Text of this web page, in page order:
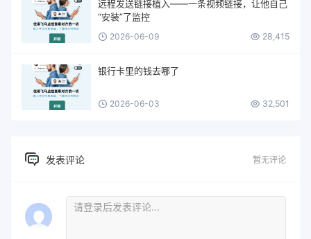
远程发送链接植入——一条视频链接，让他自己
“安装”了监控
2026-06-09 28,415
银行卡里的钱去哪了
2026-06-03 32,501
发表评论 暂无评论